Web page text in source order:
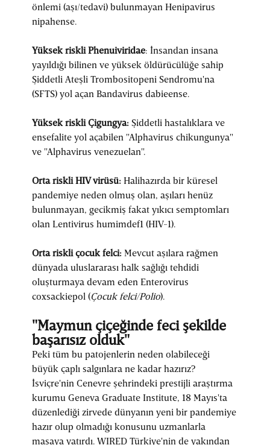
önlemi (aşı/tedavi) bulunmayan Henipavirus
nipahense.
Yüksek riskli Phenuiviridae: İnsandan insana
yayıldığı bilinen ve yüksek öldürücülüğe sahip
Şiddetli Ateşli Trombositopeni Sendromu'na
(SFTS) yol açan Bandavirus dabieense.
Yüksek riskli Çigungya: Şiddetli hastalıklara ve
ensefalite yol açabilen "Alphavirus chikungunya"
ve "Alphavirus venezuelan".
Orta riskli HIV virüsü: Halihazırda bir küresel
pandemiye neden olmuş olan, aşıları henüz
bulunmayan, gecikmiş fakat yıkıcı semptomları
olan Lentivirus humimdef1 (HIV-1).
Orta riskli çocuk felci: Mevcut aşılara rağmen
dünyada uluslararası halk sağlığı tehdidi
oluşturmaya devam eden Enterovirus
coxsackiepol (Çocuk felci/Polio).
"Maymun çiçeğinde feci şekilde
başarısız olduk"
Peki tüm bu patojenlerin neden olabileceği
büyük çaplı salgınlara ne kadar hazırız?
İsviçre'nin Cenevre şehrindeki prestijli araştırma
kurumu Geneva Graduate Institute, 18 Mayıs'ta
düzenlediği zirvede dünyanın yeni bir pandemiye
hazır olup olmadığı konusunu uzmanlarla
masaya yatırdı. WIRED Türkiye'nin de yakından